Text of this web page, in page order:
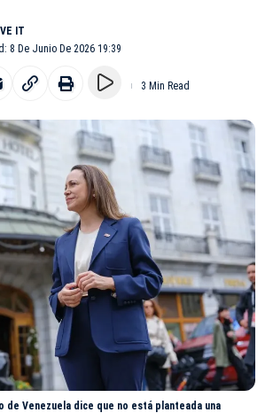
8 De Junio De 2026 19:39
3 Min Read
de Venezuela dice que no está planteada una